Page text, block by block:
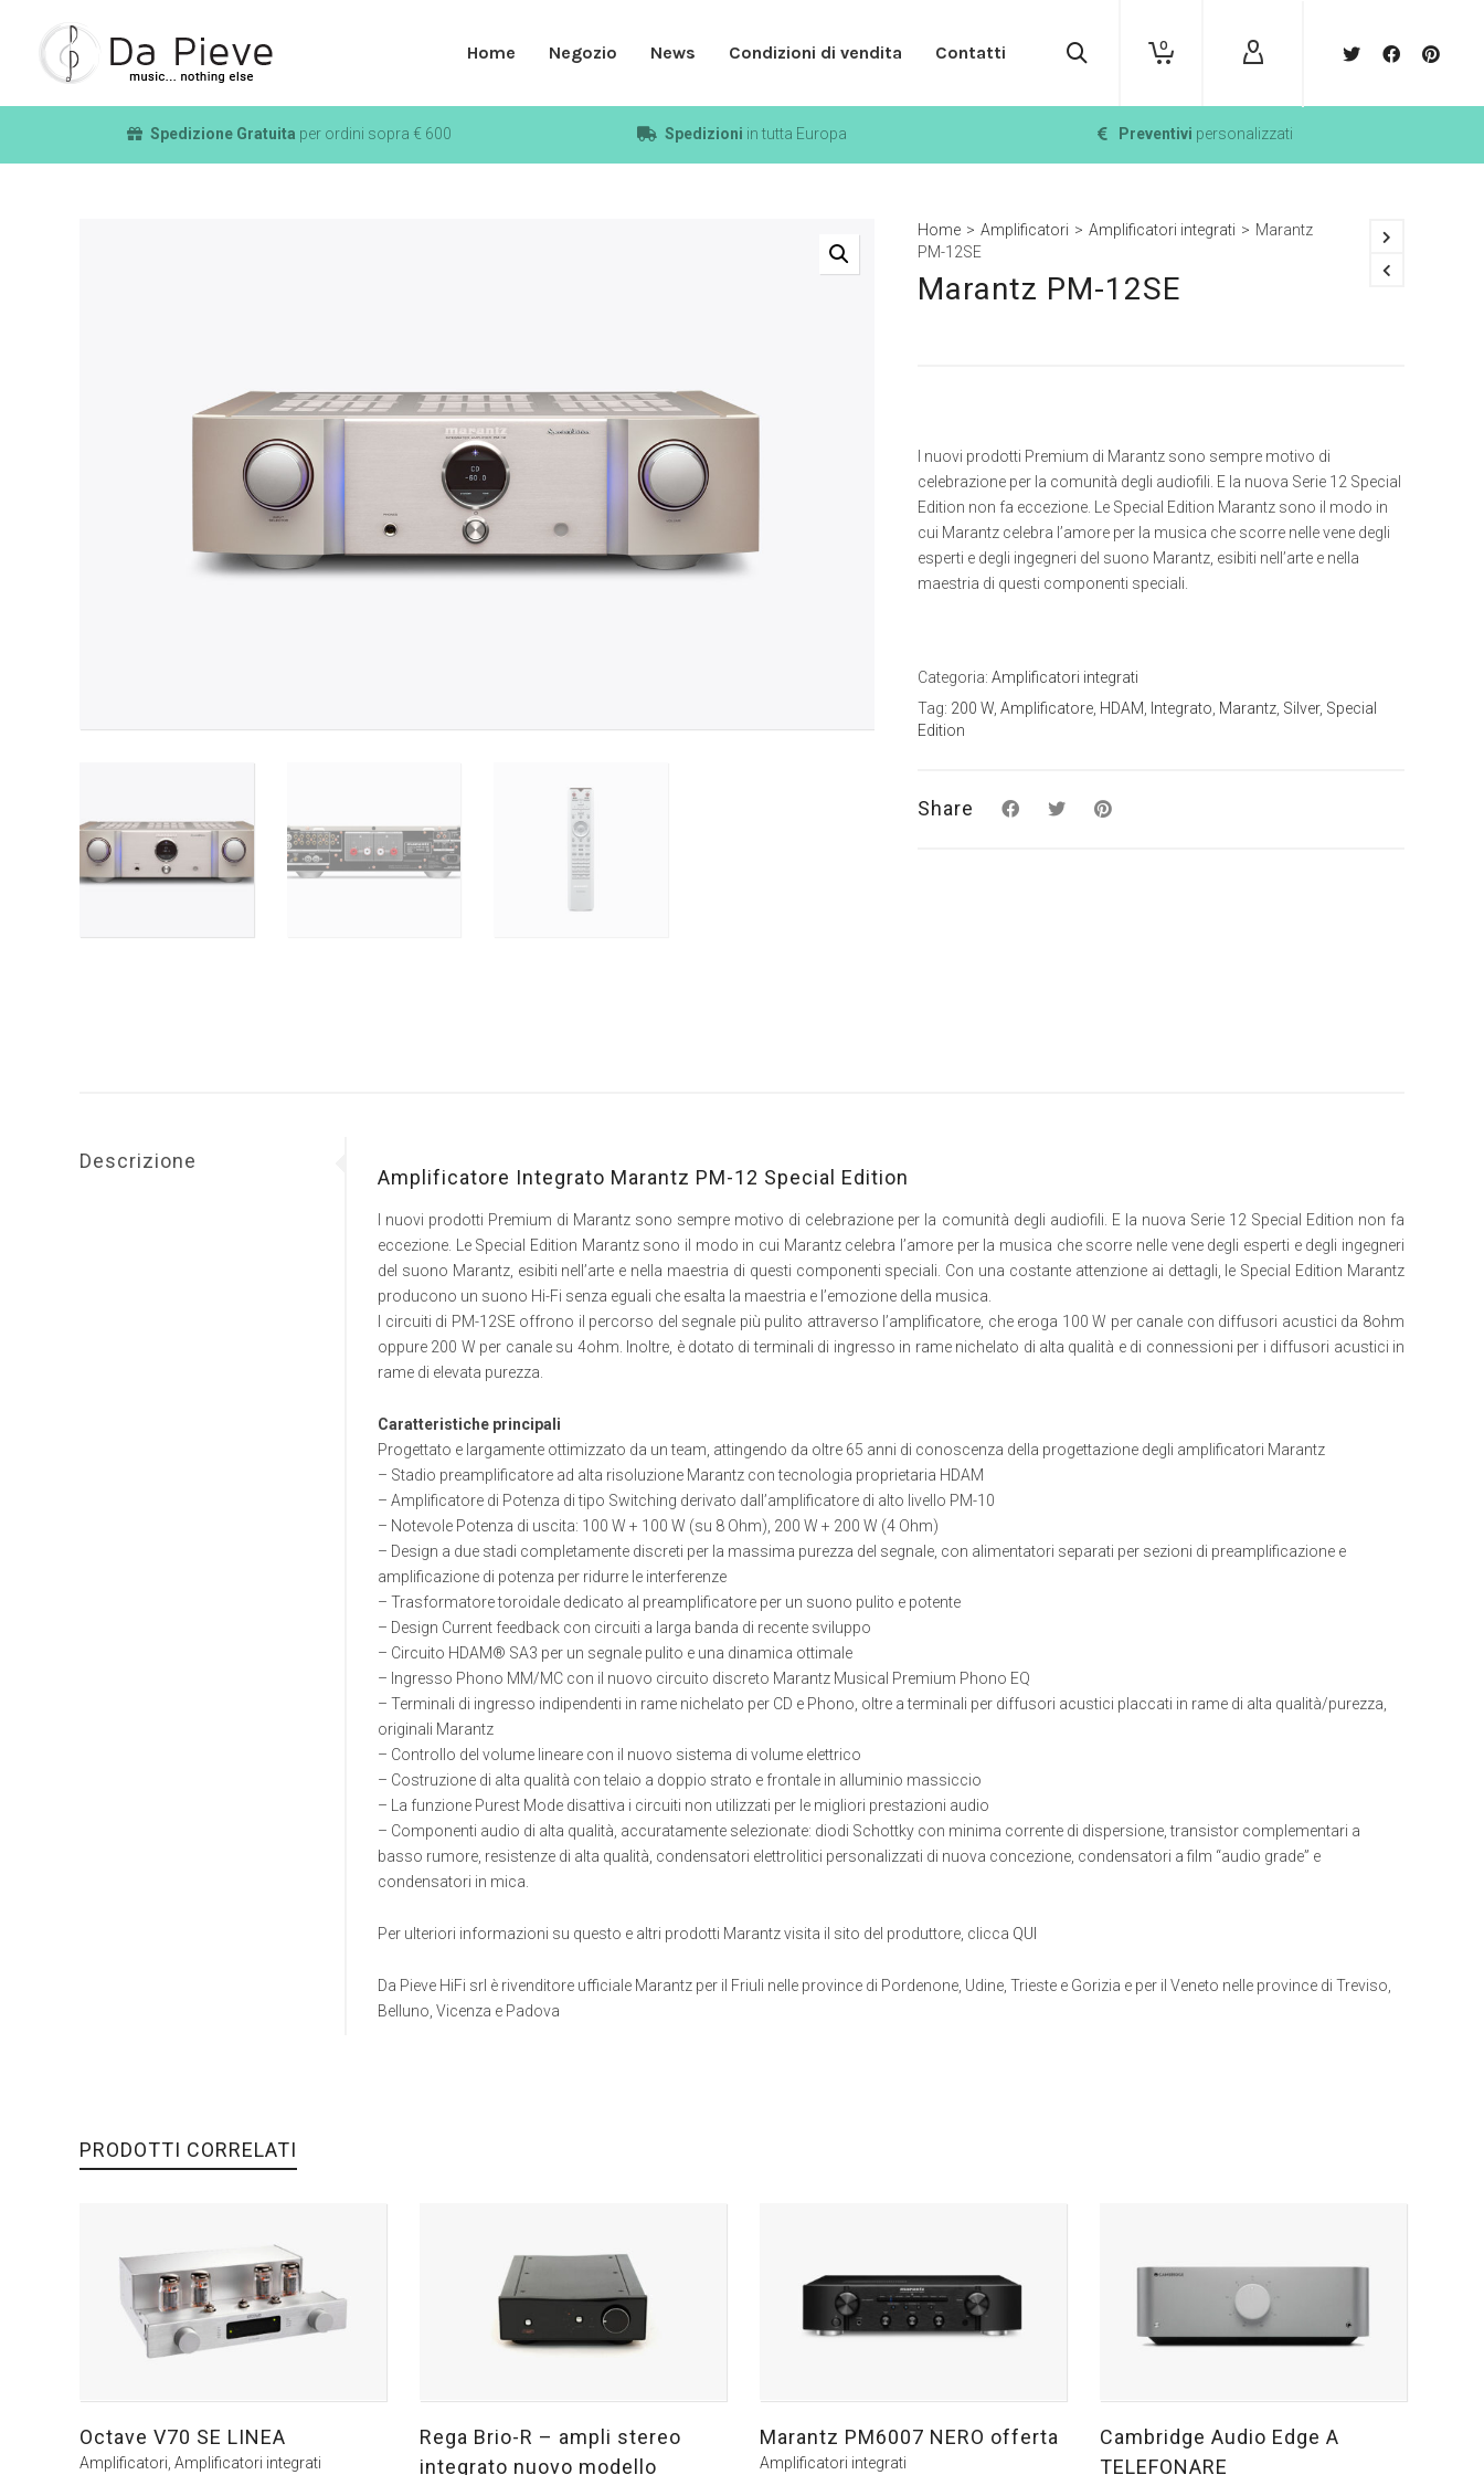
Home Negozio News Condizioni di vendita Contatti 0
Spedizione Gratuita per ordini sopra € 600 Spedizioni in tutta Europa Preventivi personalizzati
Home > Amplificatori > Amplificatori integrati > Marantz
PM-12SE
Marantz PM-12SE
I nuovi prodotti Premium di Marantz sono sempre motivo di
celebrazione per la comunità degli audiofili. E la nuova Serie 12 Special
Edition non fa eccezione. Le Special Edition Marantz sono il modo in
cui Marantz celebra l’amore per la musica che scorre nelle vene degli
esperti e degli ingegneri del suono Marantz, esibiti nell’arte e nella
maestria di questi componenti speciali.
Categoria: Amplificatori integrati
Tag: 200 W Amplificatore HDAM Integrato Marantz Silver, Special
Edition
Share
Descrizione
Amplificatore Integrato Marantz PM-12 Special Edition
I nuovi prodotti Premium di Marantz sono sempre motivo di celebrazione per la comunità degli audiofili. E la nuova Serie 12 Special Edition non fa
eccezione. Le Special Edition Marantz sono il modo in cui Marantz celebra l’amore per la musica che scorre nelle vene degli esperti e degli ingegneri
del suono Marantz, esibiti nell’arte e nella maestria di questi componenti speciali. Con una costante attenzione ai dettagli, le Special Edition Marantz
producono un suono Hi-Fi senza eguali che esalta la maestria e l’emozione della musica.
I circuiti di PM-12SE offrono il percorso del segnale più pulito attraverso l’amplificatore, che eroga 100 W per canale con diffusori acustici da 8ohm
oppure 200 W per canale su 4ohm. Inoltre, è dotato di terminali di ingresso in rame nichelato di alta qualità e di connessioni per i diffusori acustici in
rame di elevata purezza.
Caratteristiche principali
Progettato e largamente ottimizzato da un team, attingendo da oltre 65 anni di conoscenza della progettazione degli amplificatori Marantz
– Stadio preamplificatore ad alta risoluzione Marantz con tecnologia proprietaria HDAM
– Amplificatore di Potenza di tipo Switching derivato dall’amplificatore di alto livello PM-10
– Notevole Potenza di uscita: 100 W + 100 W (su 8 Ohm), 200 W + 200 W (4 Ohm)
– Design a due stadi completamente discreti per la massima purezza del segnale, con alimentatori separati per sezioni di preamplificazione e
amplificazione di potenza per ridurre le interferenze
– Trasformatore toroidale dedicato al preamplificatore per un suono pulito e potente
– Design Current feedback con circuiti a larga banda di recente sviluppo
– Circuito HDAM® SA3 per un segnale pulito e una dinamica ottimale
– Ingresso Phono MM/MC con il nuovo circuito discreto Marantz Musical Premium Phono EQ
– Terminali di ingresso indipendenti in rame nichelato per CD e Phono, oltre a terminali per diffusori acustici placcati in rame di alta qualità/purezza,
originali Marantz
– Controllo del volume lineare con il nuovo sistema di volume elettrico
– Costruzione di alta qualità con telaio a doppio strato e frontale in alluminio massiccio
– La funzione Purest Mode disattiva i circuiti non utilizzati per le migliori prestazioni audio
– Componenti audio di alta qualità, accuratamente selezionate: diodi Schottky con minima corrente di dispersione, transistor complementari a
basso rumore, resistenze di alta qualità, condensatori elettrolitici personalizzati di nuova concezione, condensatori a film “audio grade” e
condensatori in mica.
Per ulteriori informazioni su questo e altri prodotti Marantz visita il sito del produttore, clicca QUI
Da Pieve HiFi srl è rivenditore ufficiale Marantz per il Friuli nelle province di Pordenone, Udine, Trieste e Gorizia e per il Veneto nelle province di Treviso,
Belluno, Vicenza e Padova
PRODOTTI CORRELATI
Octave V70 SE LINEA
Amplificatori, Amplificatori integrati
Rega Brio-R – ampli stereo
integrato nuovo modello
Marantz PM6007 NERO offerta
Amplificatori integrati
Cambridge Audio Edge A
TELEFONARE